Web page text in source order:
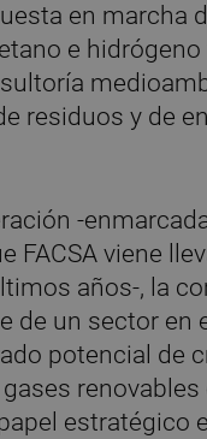
en marcha
e hidrógeno
residuos y de
-
FACSA viene
años-, la
de un sector en
potencial de
renovables
estratégico